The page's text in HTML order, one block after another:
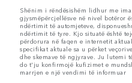
Shënim i rëndësishëm lidhur me
gjysmëpërcjellësve në nivel botëror
ndërtimit të automjeteve,
ndërtimit të tyre. Kjo situatë është
përdorura në faqen e internetit
specifikat aktuale sa u përket
dhe skemave të ngjyrave. Ju lutemi
do t'ju konfirmojë kufizimet e
marrjen e një vendimi të informuar